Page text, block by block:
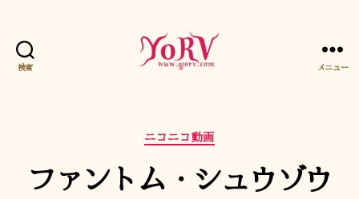
検索 メニュー
カ
テ
リ
ニコニコ動画
ファントム・シュウゾウ